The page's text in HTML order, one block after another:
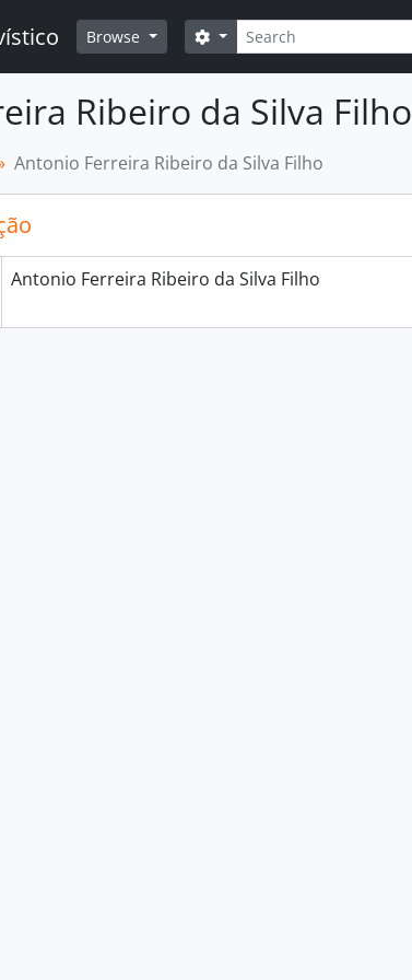
Browse Buscar
Opções de busca
Ribeiro da Silva Filho
Antonio Ferreira Ribeiro da Silva Filho
Antonio Ferreira Ribeiro da Silva Filho